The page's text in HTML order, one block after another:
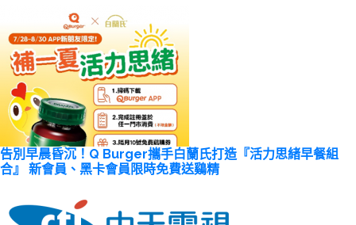
告別早晨昏沉！Q Burger攜手白蘭氏打造『活力思緒早餐組
合』 新會員、黑卡會員限時免費送鷄精